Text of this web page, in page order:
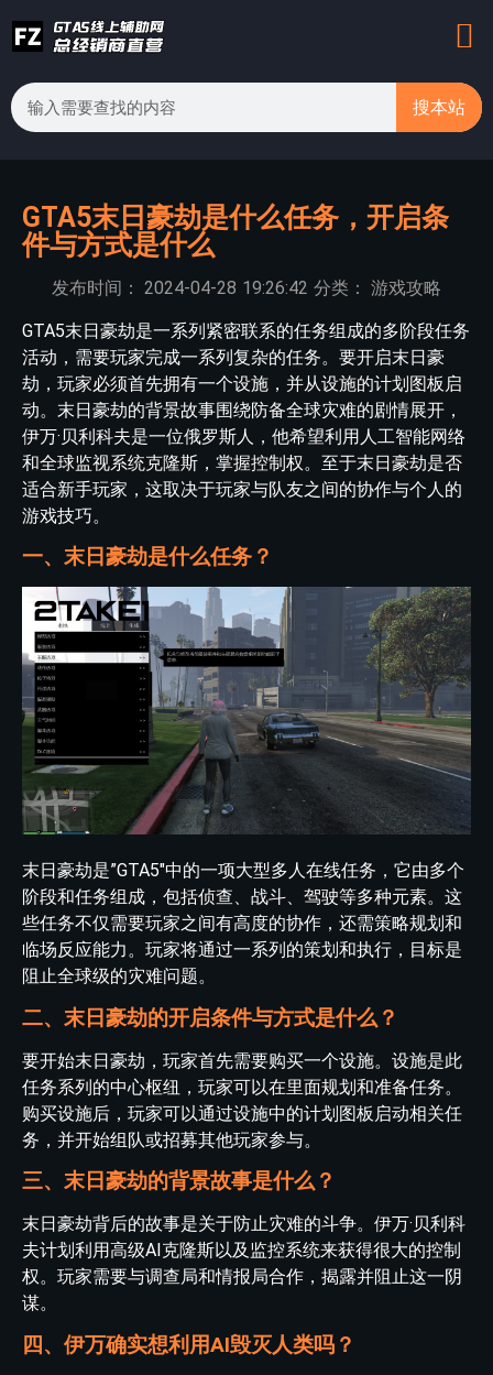
搜本站
GTA5末日豪劫是什么任务，开启条
件与方式是什么
发布时间： 2024-04-28 19:26:42 分类： 游戏攻略
GTA5末日豪劫是一系列紧密联系的任务组成的多阶段任务
活动，需要玩家完成一系列复杂的任务。要开启末日豪
劫，玩家必须首先拥有一个设施，并从设施的计划图板启
动。末日豪劫的背景故事围绕防备全球灾难的剧情展开，
伊万·贝利科夫是一位俄罗斯人，他希望利用人工智能网络
和全球监视系统克隆斯，掌握控制权。至于末日豪劫是否
适合新手玩家，这取决于玩家与队友之间的协作与个人的
游戏技巧。
一、末日豪劫是什么任务？
末日豪劫是”GTA5″中的一项大型多人在线任务，它由多个
阶段和任务组成，包括侦查、战斗、驾驶等多种元素。这
些任务不仅需要玩家之间有高度的协作，还需策略规划和
临场反应能力。玩家将通过一系列的策划和执行，目标是
阻止全球级的灾难问题。
二、末日豪劫的开启条件与方式是什么？
要开始末日豪劫，玩家首先需要购买一个设施。设施是此
任务系列的中心枢纽，玩家可以在里面规划和准备任务。
购买设施后，玩家可以通过设施中的计划图板启动相关任
务，并开始组队或招募其他玩家参与。
三、末日豪劫的背景故事是什么？
末日豪劫背后的故事是关于防止灾难的斗争。伊万·贝利科
夫计划利用高级AI克隆斯以及监控系统来获得很大的控制
权。玩家需要与调查局和情报局合作，揭露并阻止这一阴
谋。
四、伊万确实想利用AI毁灭人类吗？